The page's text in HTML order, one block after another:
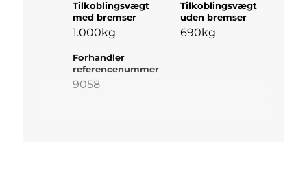
Tilkoblingsvægt
med bremser
1.000kg
Tilkoblingsvægt
uden bremser
690kg
Forhandler
referencenummer
9058